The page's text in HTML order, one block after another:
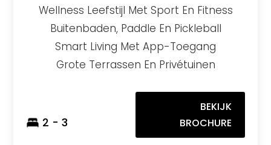
Wellness Leefstijl Met Sport En Fitness
Buitenbaden, Paddle En Pickleball
Smart Living Met App-Toegang
Grote Terrassen En Privétuinen
2 - 3
BEKIJK
BROCHURE